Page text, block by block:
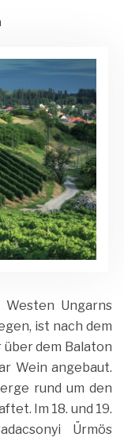
Westen Ungarns
ist nach dem
dem Balaton
Wein angebaut.
rund um den
Im 18. und 19.
Ürmös